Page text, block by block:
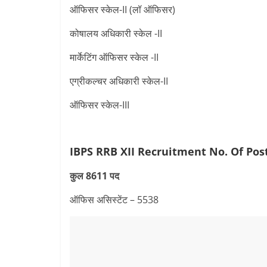
ऑफिसर स्केल-II (लॉ ऑफिसर)
कोषालय अधिकारी स्केल -II
मार्केटिंग ऑफिसर स्केल -II
एग्रीकल्चर अधिकारी स्केल-II
ऑफिसर स्केल-III
IBPS RRB XII Recruitment No. Of
कुल 8611 पद
ऑफिस असिस्टेंट – 5538